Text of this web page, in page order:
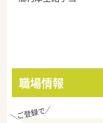
職場情報